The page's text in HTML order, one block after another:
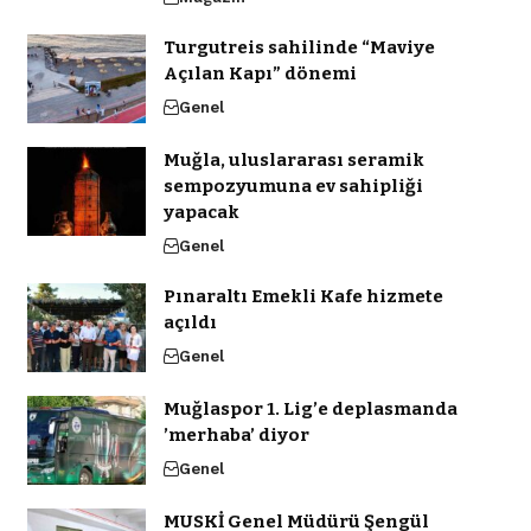
Turgutreis sahilinde “Maviye
Açılan Kapı” dönemi
Genel
Muğla, uluslararası seramik
sempozyumuna ev sahipliği
yapacak
Genel
Pınaraltı Emekli Kafe hizmete
açıldı
Genel
Muğlaspor 1. Lig’e deplasmanda
’merhaba’ diyor
Genel
MUSKİ Genel Müdürü Şengül